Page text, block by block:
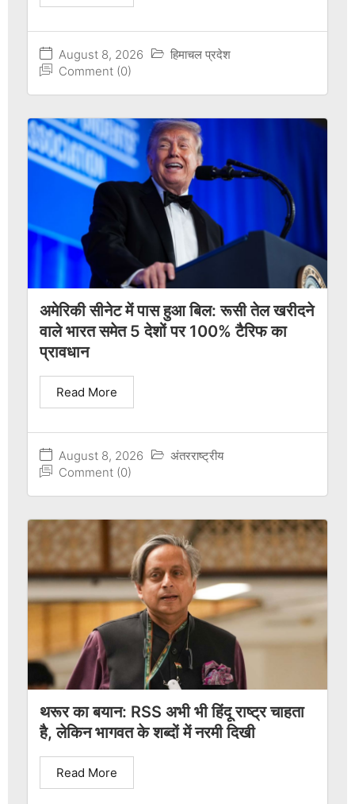
August 8, 2026
हिमाचल प्रदेश
Comment (0)
अमेरिकी सीनेट में पास हुआ बिल: रूसी तेल खरीदने
वाले भारत समेत 5 देशों पर 100% टैरिफ का
प्रावधान
August 8, 2026
अंतरराष्ट्रीय
Comment (0)
Read More
थरूर का बयान: RSS अभी भी हिंदू राष्ट्र चाहता
है, लेकिन भागवत के शब्दों में नरमी दिखी
Read More